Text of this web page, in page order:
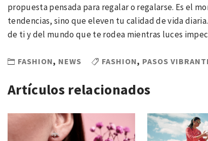
propuesta pensada para regalar o regalarse. Es el
tendencias, sino que eleven tu calidad de vida
de ti y del mundo que te rodea mientras luces
FASHION, NEWS FASHION, PASOS
Artículos relacionados